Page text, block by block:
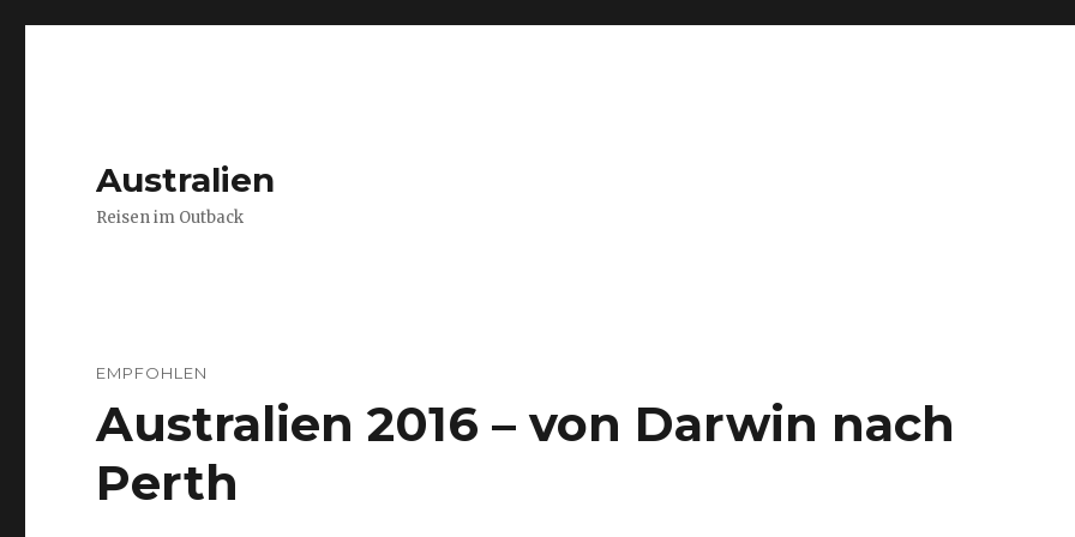
Australien
Reisen im Outback
EMPFOHLEN
Australien 2016 – von Darwin nach
Perth